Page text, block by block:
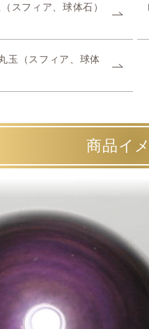
スフィア、球体石）
玉（スフィア、球体
商品イ